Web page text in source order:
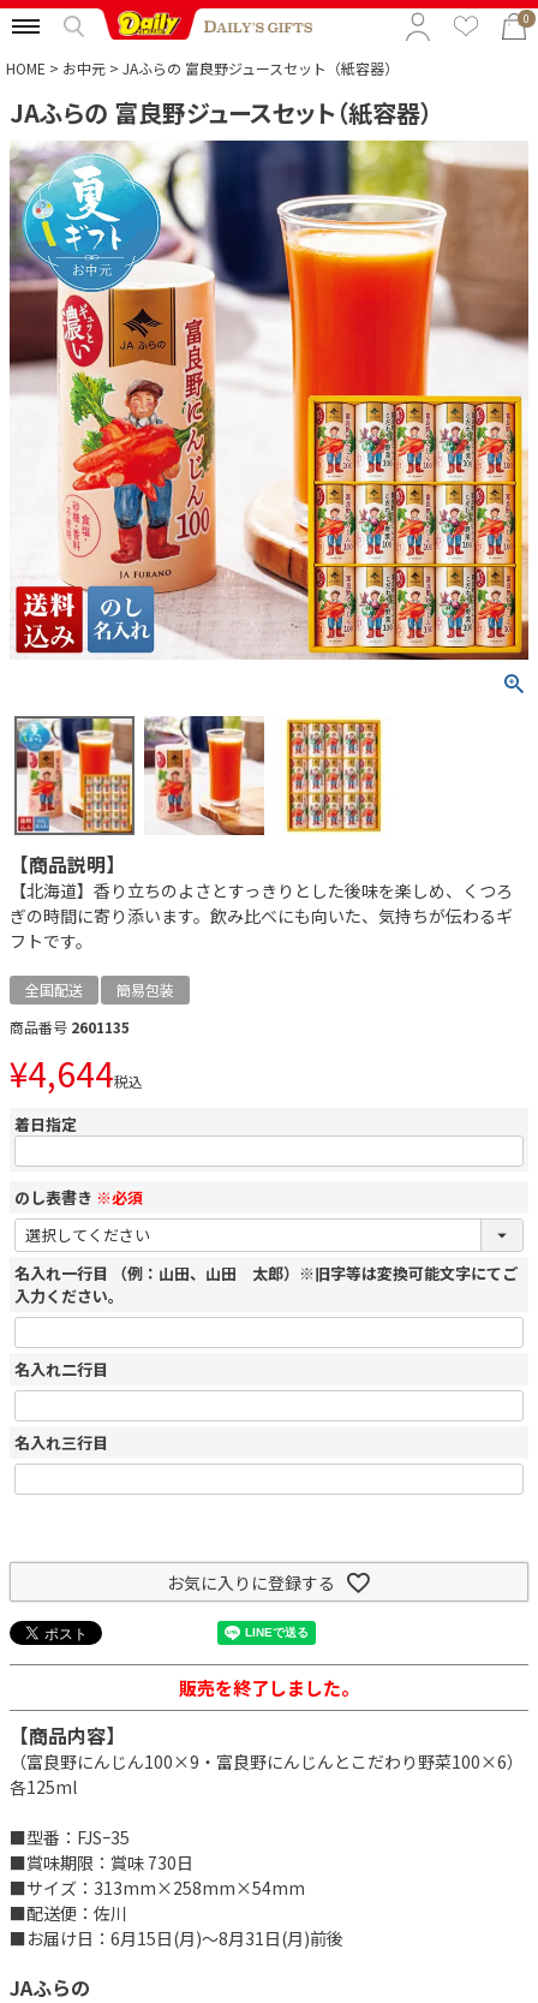
0
特集から選ぶ
予算から選ぶ
カテゴリから選ぶ
贈る相手から選ぶ
HOME お中元 JAふらの 富良野ジュースセット（紙容器）
JAふらの 富良野ジュースセット（紙容器）
【商品説明】
【北海道】香り立ちのよさとすっきりとした後味を楽しめ、くつろ
ぎの時間に寄り添います。飲み比べにも向いた、気持ちが伝わるギ
フトです。
全国配送
簡易包装
商品番号 2601135
¥4,644税込
着日指定
のし表書き ※必須
名入れ一行目 （例：山田、山田 太郎）※旧字等は変換可能文字にてご
入力ください。
名入れ二行目
名入れ三行目
お気に入りに登録する
販売を終了しました。
【商品内容】
（富良野にんじん100×9・富良野にんじんとこだわり野菜100×6）
各125ml
■型番：FJSｰ35
■賞味期限：賞味 730日
■サイズ：313mm×258mm×54mm
■配送便：佐川
■お届け日：6月15日(月)～8月31日(月)前後
JAふらの